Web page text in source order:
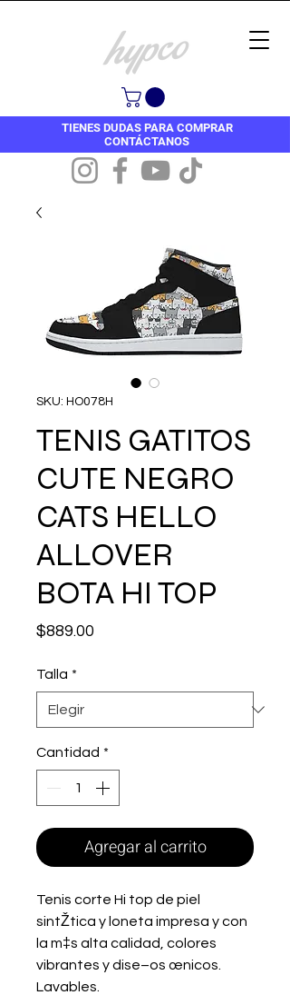
TIENES DUDAS PARA COMPRAR
CONTÁCTANOS
SKU: HO078H
TENIS GATITOS
CUTE NEGRO
CATS HELLO
ALLOVER
BOTA HI TOP
$889.00
Talla *
Cantidad *
Agregar al carrito
Tenis corte Hi top de piel
sintŽtica y loneta impresa y con
la m‡s alta calidad, colores
vibrantes y dise–os œnicos.
Lavables.